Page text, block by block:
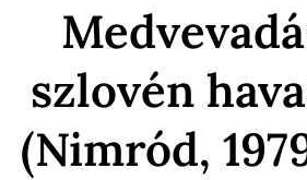
szlovén
(Nimród,